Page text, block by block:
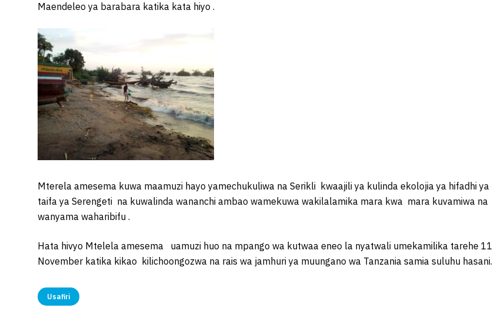
Maendeleo ya barabara katika kata hiyo .
Mterela amesema kuwa maamuzi hayo yamechukuliwa na Serikli kwaajili ya kulinda ekolojia ya hifadhi ya
taifa ya Serengeti na kuwalinda wananchi ambao wamekuwa wakilalamika mara kwa mara kuvamiwa na
wanyama waharibifu .
Hata hivyo Mtelela amesema uamuzi huo na mpango wa kutwaa eneo la nyatwali umekamilika tarehe 11
November katika kikao kilichoongozwa na rais wa jamhuri ya muungano wa Tanzania samia suluhu hasani.
Usafiri